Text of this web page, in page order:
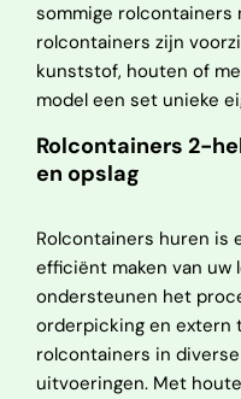
sommige rolcontainers
rolcontainers zijn
kunststof, houten of
model een set unieke
Rolcontainers 2-
en opslag
Rolcontainers huren is
efficiënt maken van uw
ondersteunen het
orderpicking en extern
rolcontainers in
uitvoeringen. Met